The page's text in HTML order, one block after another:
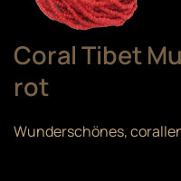
Coral Tibet
rot
Wunderschönes,